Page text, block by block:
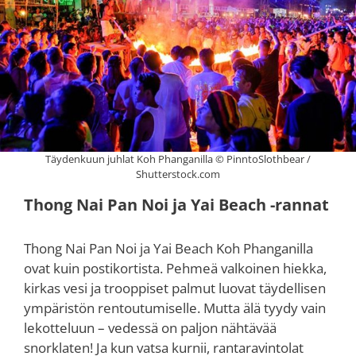
Täydenkuun juhlat Koh Phanganilla © PinntoSlothbear /
Shutterstock.com
Thong Nai Pan Noi ja Yai Beach -rannat
Thong Nai Pan Noi ja Yai Beach Koh Phanganilla
ovat kuin postikortista. Pehmeä valkoinen hiekka,
kirkas vesi ja trooppiset palmut luovat täydellisen
ympäristön rentoutumiselle. Mutta älä tyydy vain
lekotteluun – vedessä on paljon nähtävää
snorklaten! Ja kun vatsa kurnii, rantaravintolat